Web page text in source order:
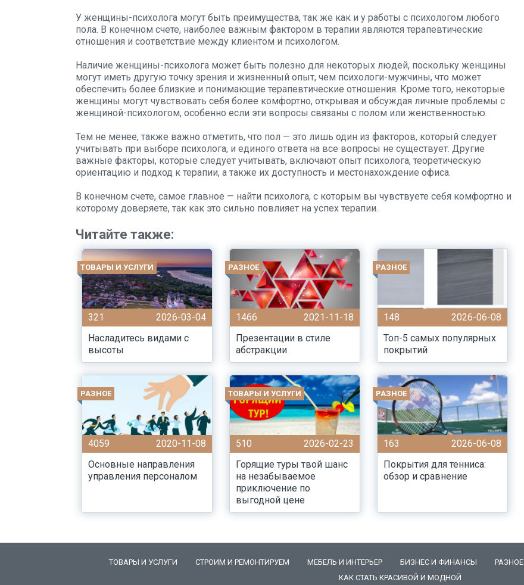
У женщины-психолога могут быть преимущества, так же как и у работы с психологом любого
пола. В конечном счете, наиболее важным фактором в терапии являются терапевтические
отношения и соответствие между клиентом и психологом.
Наличие женщины-психолога может быть полезно для некоторых людей, поскольку женщины
могут иметь другую точку зрения и жизненный опыт, чем психологи-мужчины, что может
обеспечить более близкие и понимающие терапевтические отношения. Кроме того, некоторые
женщины могут чувствовать себя более комфортно, открывая и обсуждая личные проблемы с
женщиной-психологом, особенно если эти вопросы связаны с полом или женственностью.
Тем не менее, также важно отметить, что пол — это лишь один из факторов, который следует
учитывать при выборе психолога, и единого ответа на все вопросы не существует. Другие
важные факторы, которые следует учитывать, включают опыт психолога, теоретическую
ориентацию и подход к терапии, а также их доступность и местонахождение офиса.
В конечном счете, самое главное — найти психолога, с которым вы чувствуете себя комфортно и
которому доверяете, так как это сильно повлияет на успех терапии.
Читайте также:
ТОВАРЫ И УСЛУГИ
321
2026-03-04
Насладитесь видами с
высоты
РАЗНОЕ
1466
2021-11-18
Презентации в стиле
абстракции
РАЗНОЕ
148
2026-06-08
Топ-5 самых популярных
покрытий
РАЗНОЕ
4059
2020-11-08
Основные направления
управления персоналом
ТОВАРЫ И УСЛУГИ
510
2026-02-23
Горящие туры твой шанс
на незабываемое
приключение по
выгодной цене
РАЗНОЕ
163
2026-06-08
Покрытия для тенниса:
обзор и сравнение
ТОВАРЫ И УСЛУГИ СТРОИМ И РЕМОНТИРУЕМ МЕБЕЛЬ И ИНТЕРЬЕР БИЗНЕС И ФИНАНСЫ РАЗНОЕ
КАК СТАТЬ КРАСИВОЙ И МОДНОЙ